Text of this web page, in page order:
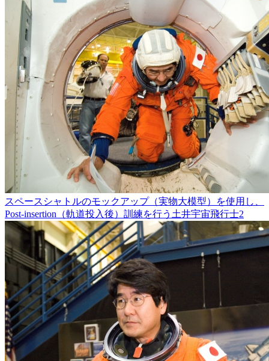
スペースシャトルのモックアップ（実物大模型）を使用し、
Post-insertion（軌道投入後）訓練を行う土井宇宙飛行士2